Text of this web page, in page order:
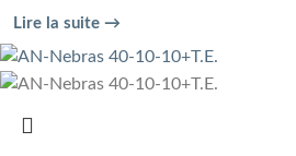
Lire la suite →